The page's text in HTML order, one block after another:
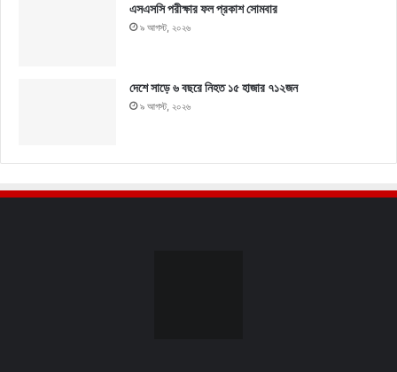
এসএসসি পরীক্ষার ফল প্রকাশ সোমবার
৯ আগস্ট, ২০২৬
দেশে সাড়ে ৬ বছরে নিহত ১৫ হাজার ৭১২জন
৯ আগস্ট, ২০২৬